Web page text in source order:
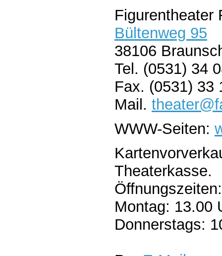
Figurentheater
Bültenweg 95
38106
Tel. (0531) 34
Fax. (0531) 33
Mail.
WWW-Seiten:
Theaterkasse.
Öffnungszeiten:
Montag: 13.00
Donnerstags: